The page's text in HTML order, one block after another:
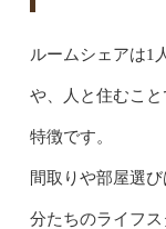
ルームシェアは1
や、人と住むこ
特徴です。
間取りや部屋選
分たちのライフス